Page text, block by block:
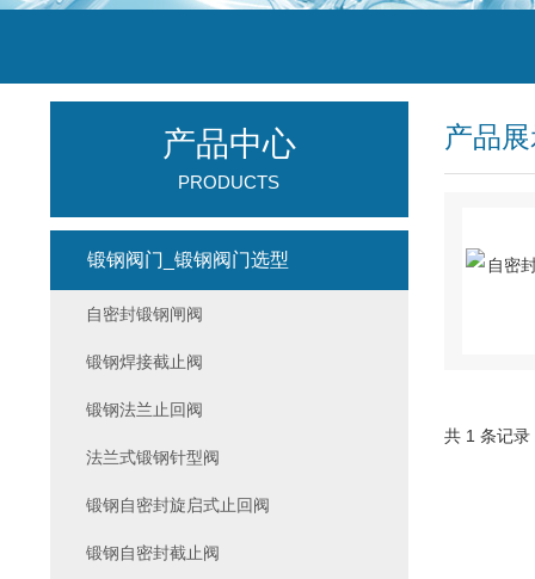
产品
共 1 条记
产品中心
PRODUCTS
锻钢阀门_锻钢阀门选型
自密封锻钢闸阀
锻钢焊接截止阀
锻钢法兰止回阀
法兰式锻钢针型阀
锻钢自密封旋启式止回阀
锻钢自密封截止阀